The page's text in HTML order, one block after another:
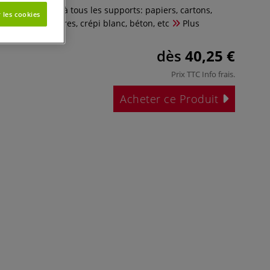
conviendra à tous les supports: papiers, cartons,
plaques à fibres, crépi blanc, béton, etc
Plus
dès 40,25 €
Prix TTC Info frais.
Acheter ce Produit
cookies